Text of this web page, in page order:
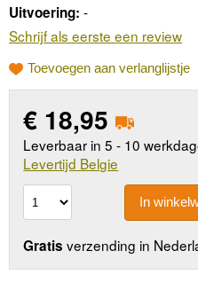
Uitvoering: -
Schrijf als eerste een review
Toevoegen aan verlanglijstje
€ 18,95
Leverbaar in 5 - 10
Levertijd Belgie
In
Gratis verzending in